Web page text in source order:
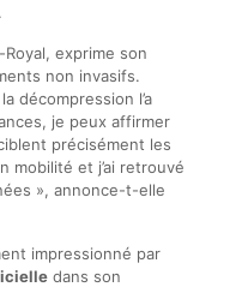
exprime son
non invasifs.
décompression l’a
je peux affirmer
précisément les
mobilité et j’ai retrouvé
», annonce-t-elle
impressionné par
dans son